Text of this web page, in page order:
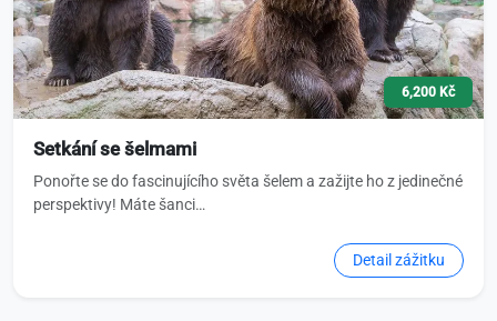
6,200 Kč
Setkání se šelmami
Ponořte se do fascinujícího světa šelem a zažijte ho z jedinečné
perspektivy! Máte šanci…
Detail zážitku